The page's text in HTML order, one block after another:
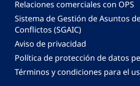
Relaciones comerciales con OPS
Sistema de Gestión de Asuntos
Conflictos (SGAIC)
Aviso de privacidad
Política de protección de datos
Términos y condiciones para el